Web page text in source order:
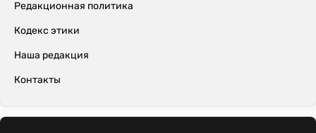
Редакционная политика
Кодекс этики
Наша редакция
Контакты